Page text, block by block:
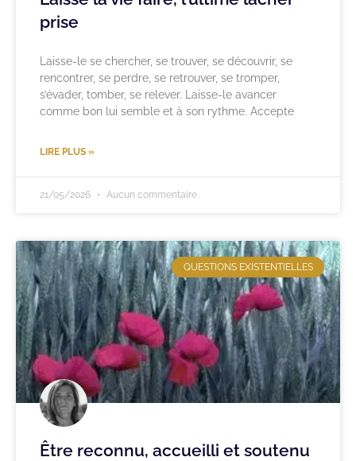
prise
Laisse-le se chercher, se trouver, se découvrir, se
rencontrer, se perdre, se retrouver, se tromper,
s’évader, tomber, se relever. Laisse-le avancer
comme bon lui semble et à son rythme. Accepte
LIRE PLUS »
21/05/2026 Aucun commentaire
QUESTIONS EXISTENTIELLES
Être reconnu, accueilli et soutenu